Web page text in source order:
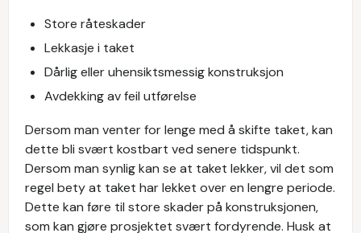
Store råteskader
Lekkasje i taket
Dårlig eller uhensiktsmessig konstruksjon
Avdekking av feil utførelse
Dersom man venter for lenge med å skifte taket, kan
dette bli svært kostbart ved senere tidspunkt.
Dersom man synlig kan se at taket lekker, vil det som
regel bety at taket har lekket over en lengre periode.
Dette kan føre til store skader på konstruksjonen,
som kan gjøre prosjektet svært fordyrende. Husk at